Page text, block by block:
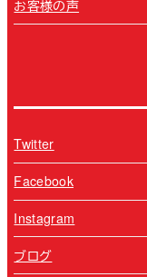
お客様の声
Twitter
Facebook
Instagram
ブログ